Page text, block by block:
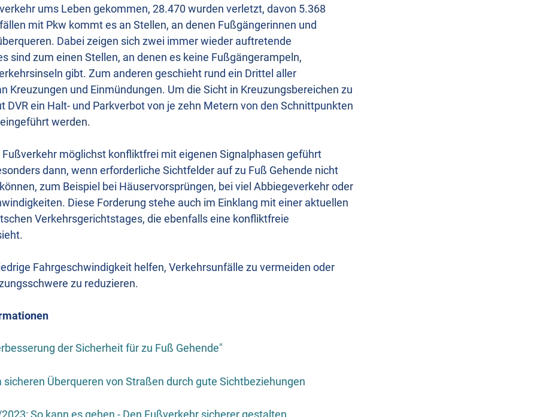
ums Leben gekommen, 28.470 wurden verletzt, davon 5.368
mit Pkw kommt es an Stellen, an denen Fußgängerinnen und
Dabei zeigen sich zwei immer wieder auftretende
sind zum einen Stellen, an denen es keine Fußgängerampeln,
gibt. Zum anderen geschieht rund ein Drittel aller
Kreuzungen und Einmündungen. Um die Sicht in Kreuzungsbereichen zu
DVR ein Halt- und Parkverbot von je zehn Metern von den Schnittpunkten
werden.
möglichst konfliktfrei mit eigenen Signalphasen geführt
dann, wenn erforderliche Sichtfelder auf zu Fuß Gehende nicht
zum Beispiel bei Häuservorsprüngen, bei viel Abbiegeverkehr oder
Diese Forderung stehe auch im Einklang mit einer aktuellen
Verkehrsgerichtstages, die ebenfalls eine konfliktfreie
Fahrgeschwindigkeit helfen, Verkehrsunfälle zu vermeiden oder
zu reduzieren.
der Sicherheit für zu Fuß Gehende"
Überqueren von Straßen durch gute Sichtbeziehungen
So kann es gehen - Den Fußverkehr sicherer gestalten